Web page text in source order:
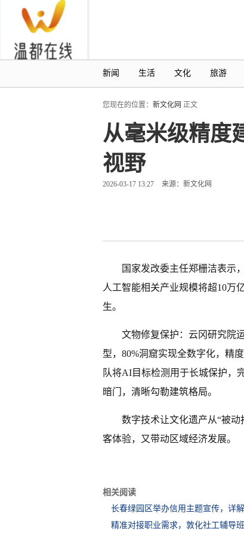
新闻 生活 文化 旅游
您现在的位置： 新文化网 正文
从毫米级精度
视野
2026-03-17 13:27 来源：新文化网
国家发改委主任郑栅洁表示
人工智能相关产业规模将超10万
生。
文物修复保护：云冈研究院
型，80%洞窟实现全数字化，精
队将AI目标检测用于长城保护，
暗门，清晰勾勒建筑格局。
数字技术让文化遗产从“被
客体验，又带动区域经济发展。
相关阅读
长春绿园区举办信用主题宣传，详
精准对接职业需求，敦化社工辅导